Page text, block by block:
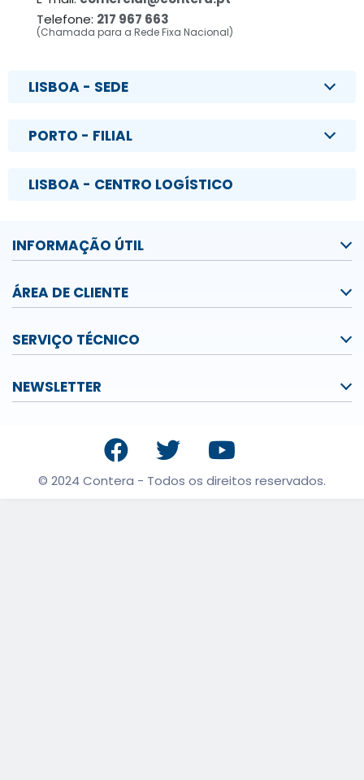
Telefone: 217 967 663
(Chamada para a Rede Fixa Nacional)
LISBOA - SEDE
PORTO - FILIAL
LISBOA - CENTRO LOGÍSTICO
INFORMAÇÃO ÚTIL
ÁREA DE CLIENTE
SERVIÇO TÉCNICO
NEWSLETTER
© 2024 Contera - Todos os direitos reservados.